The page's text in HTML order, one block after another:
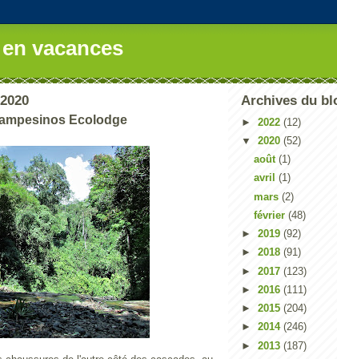
vacances
Ecolodge
Archives du
► 2022 (12)
▼ 2020 (52)
août (1)
avril (1)
mars (2)
février (48)
► 2019 (92)
► 2018 (91)
► 2017 (123)
► 2016 (111)
► 2015 (204)
► 2014 (246)
► 2013 (187)